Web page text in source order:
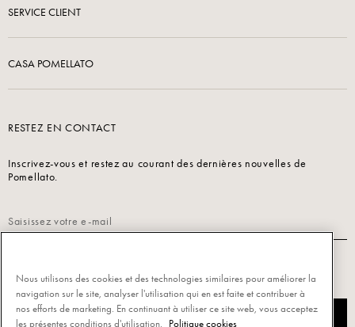
SERVICE CLIENT
CASA POMELLATO
RESTEZ EN CONTACT
Inscrivez-vous et restez au courant des dernières nouvelles de
Pomellato.
Lisez notre Politique de confidentialité pour vous inscrire.
S’INSCRIRE
Nous utilisons des cookies et des technologies similaires pour améliorer la
navigation sur le site, analyser l'utilisation qui en est faite et contribuer à
nos efforts de marketing. En continuant à utiliser ce site web, vous acceptez
les présentes conditions d'utilisation.
Politique cookies